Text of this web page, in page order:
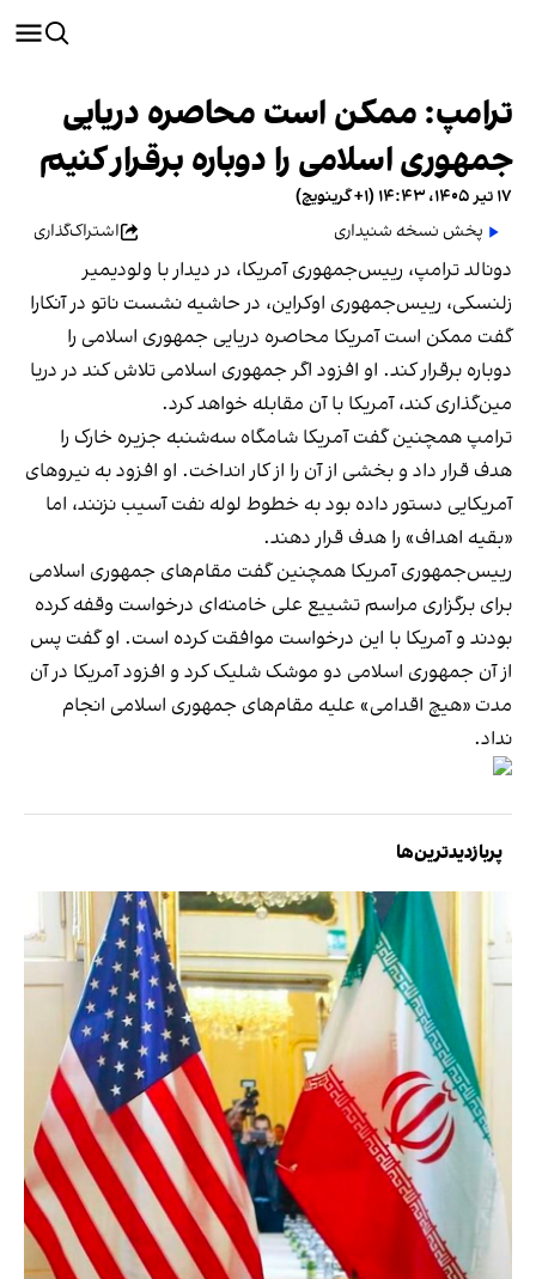
ترامپ: ممکن است محاصره دریایی
جمهوری اسلامی را دوباره برقرار کنیم
۱۷ تیر ۱۴۰۵، ۱۴:۴۳ (‎+۱ گرینویچ)
پخش نسخه شنیداری
اشتراک‌گذاری
دونالد ترامپ، رییس‌جمهوری آمریکا، در دیدار با ولودیمیر
زلنسکی، رییس‌جمهوری اوکراین، در حاشیه نشست ناتو در آنکارا
گفت ممکن است آمریکا محاصره دریایی جمهوری اسلامی را
دوباره برقرار کند. او افزود اگر جمهوری اسلامی تلاش کند در دریا
مین‌گذاری کند، آمریکا با آن مقابله خواهد کرد.
ترامپ همچنین گفت آمریکا شامگاه سه‌شنبه جزیره خارک را
هدف قرار داد و بخشی از آن را از کار انداخت. او افزود به نیروهای
آمریکایی دستور داده بود به خطوط لوله نفت آسیب نزنند، اما
«بقیه اهداف» را هدف قرار دهند.
رییس‌جمهوری آمریکا همچنین گفت مقام‌های جمهوری اسلامی
برای برگزاری مراسم تشییع علی خامنه‌ای درخواست وقفه کرده
بودند و آمریکا با این درخواست موافقت کرده است. او گفت پس
از آن جمهوری اسلامی دو موشک شلیک کرد و افزود آمریکا در آن
مدت «هیچ اقدامی» علیه مقام‌های جمهوری اسلامی انجام
نداد.
پربازدیدترین‌ها